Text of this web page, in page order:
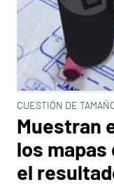
CUESTIÓN DE
Muestran
los mapas
el